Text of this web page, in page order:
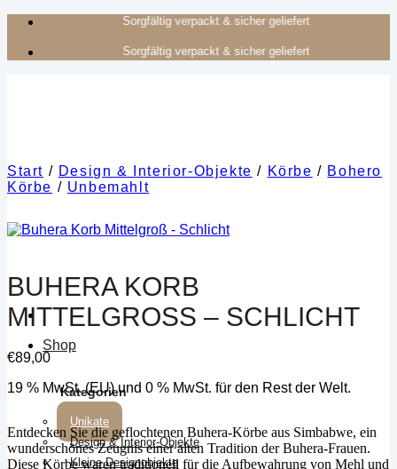
Zum
springen
Authentisches Kunsthandwerk aus Afrika
Authentisches Kunsthandwerk aus Afrika
Shop
Kategorien
Unikate
Design & Interior-Objekte
Kleine Designobjekte
Start / Design & Interior-Objekte / Körbe / Bohero
Körbe / Unbemahlt
BUHERA KORB
MITTELGROSS – SCHLICHT
€89,00
19 % MwSt. (EU) und 0 % MwSt. für den Rest der Welt.
Entdecken Sie die geflochtenen Buhera-Körbe aus Simbabwe, ein
wunderschönes Zeugnis einer alten Tradition der Buhera-Frauen.
Diese Körbe waren traditionell für die Aufbewahrung von Mehl und